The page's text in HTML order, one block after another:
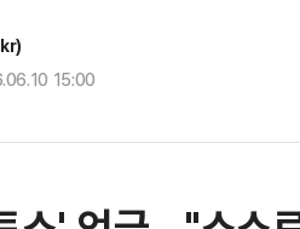
15:00